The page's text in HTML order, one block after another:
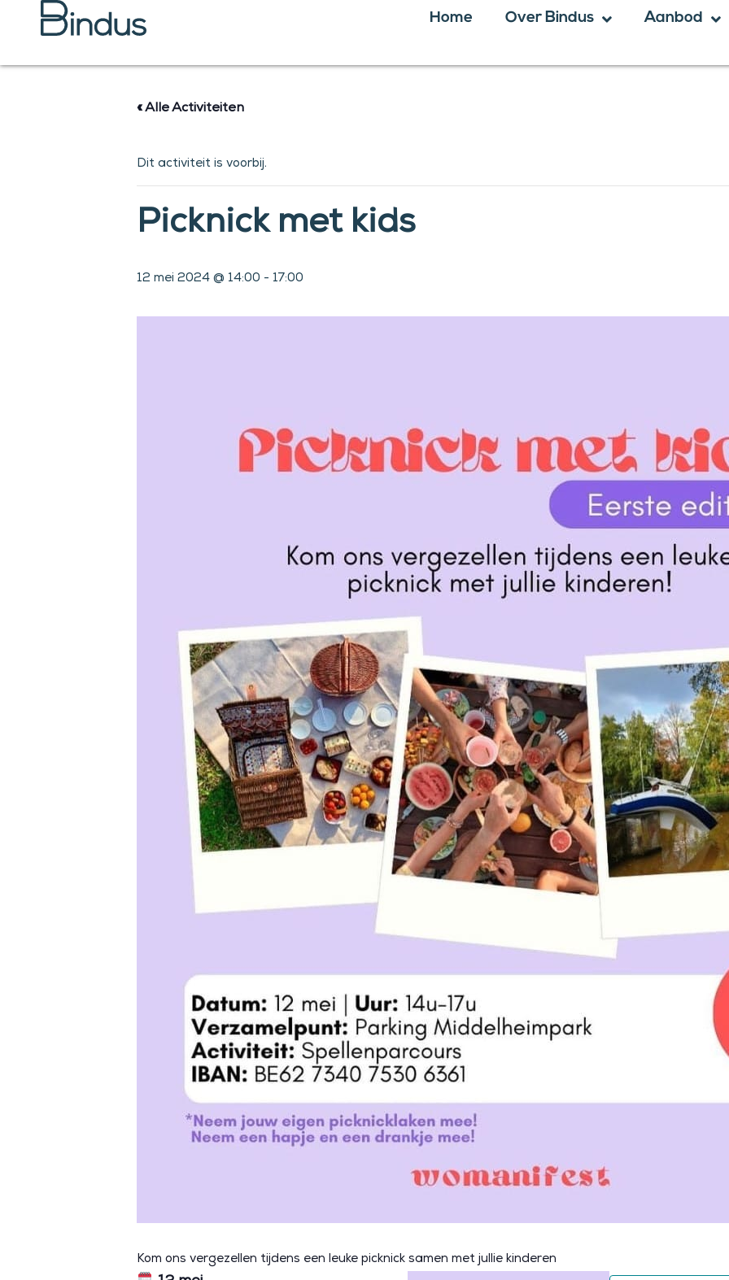
Home Over Bindus Aanbod
« Alle Activiteiten
Dit activiteit is voorbij.
Picknick met kids
12 mei 2024 @ 14:00 - 17:00
Kom ons vergezellen tijdens een leuke picknick samen met jullie kinderen